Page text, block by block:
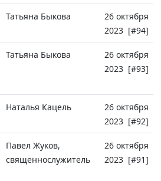
Татьяна Быкова
26 октября
2023 [#94]
Татьяна Быкова
26 октября
2023 [#93]
Наталья Кацель
26 октября
2023 [#92]
Павел Жуков,
священнослужитель
26 октября
2023 [#91]